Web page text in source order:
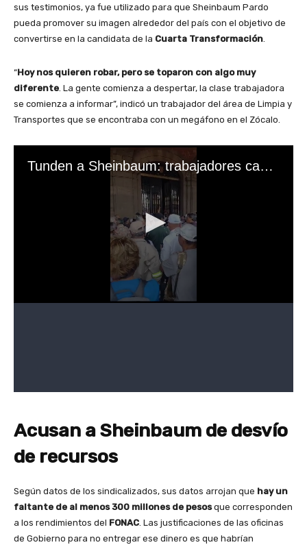
sus testimonios, ya fue utilizado para que Sheinbaum Pardo
pueda promover su imagen alrededor del país con el objetivo de
convertirse en la candidata de la Cuarta Transformación.
“Hoy nos quieren robar, pero se toparon con algo muy
diferente. La gente comienza a despertar, la clase trabajadora
se comienza a informar”, indicó un trabajador del área de Limpia y
Transportes que se encontraba con un megáfono en el Zócalo.
Acusan a Sheinbaum de desvío
de recursos
Según datos de los sindicalizados, sus datos arrojan que hay un
faltante de al menos 300 millones de pesosque corresponden
a los rendimientos del FONAC. Las justificaciones de las oficinas
de Gobierno para no entregar ese dinero es que habrían